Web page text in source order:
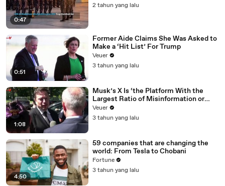
0:47
2 tahun yang lalu
0:51
Former Aide Claims She Was Asked to
Make a ‘Hit List’ For Trump
Veuer
3 tahun yang lalu
1:08
Musk’s X Is ‘the Platform With the
Largest Ratio of Misinformation or
Disinformation’ Amongst All Social
Media Platforms
Veuer
3 tahun yang lalu
4:50
59 companies that are changing the
world: From Tesla to Chobani
Fortune
3 tahun yang lalu